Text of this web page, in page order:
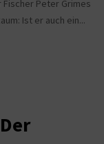
Peter Grimes
Ist er auch ein...